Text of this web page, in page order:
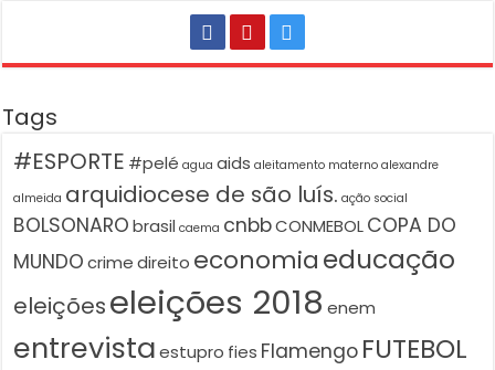
Tags
#ESPORTE #pelé agua aids aleitamento materno alexandre
almeida arquidiocese de são luís. ação social
BOLSONARO brasil caema cnbbCONMEBOLCOPA DO
MUNDO crime direito economiaeducação
eleiçõeseleições 2018 enem
entrevista estupro fies Flamengo FUTEBOL